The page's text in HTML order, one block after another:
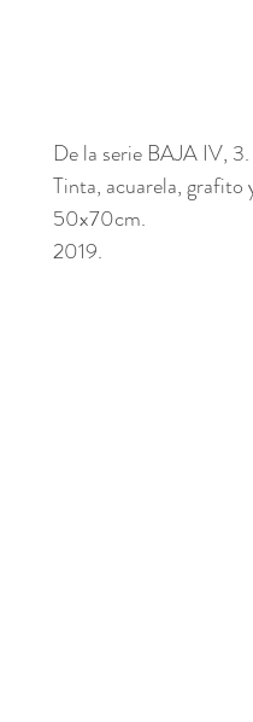
De la serie BAJA IV, 3.
Tinta, acuarela, grafito
50x70cm.
2019.